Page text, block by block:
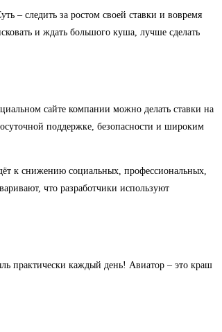
– следить за ростом своей ставки и вовремя
и ждать большого куша, лучше сделать
сайте компании можно делать ставки на
поддержке, безопасности и широким
к снижению социальных, профессиональных,
что разработчики используют
практически каждый день! Авиатор – это краш